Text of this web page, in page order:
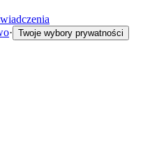
· Twoje wybory prywatności